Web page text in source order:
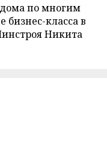
по многим
бизнес-класса в
Никита